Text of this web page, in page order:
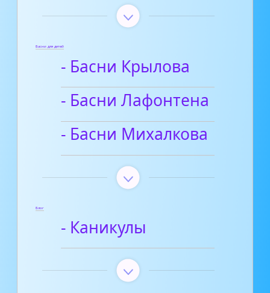
Басни для детей
- Басни Крылова
- Басни Лафонтена
- Басни Михалкова
Блог
- Каникулы